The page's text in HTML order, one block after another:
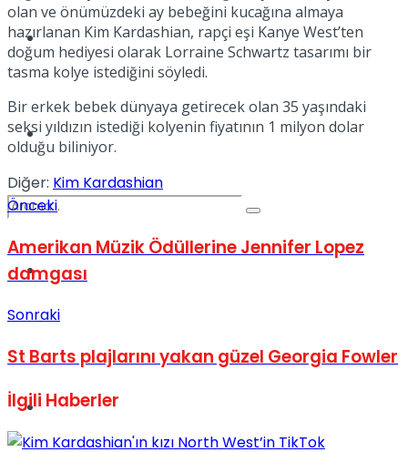
Dünya
Türkiye
Müzik
Podcast
No Result
View All Result
olan ve önümüzdeki ay bebeğini kucağına almaya
hazırlanan Kim Kardashian, rapçi eşi Kanye West’ten
doğum hediyesi olarak Lorraine Schwartz tasarımı bir
tasma kolye istediğini söyledi.
Bir erkek bebek dünyaya getirecek olan 35 yaşındaki
seksi yıldızın istediği kolyenin fiyatının 1 milyon dolar
olduğu biliniyor.
Diğer: Kim Kardashian
Önceki
Amerikan Müzik Ödüllerine Jennifer Lopez
damgası
Sonraki
St Barts plajlarını yakan güzel Georgia Fowler
İlgili Haberler